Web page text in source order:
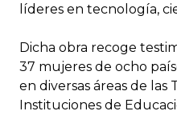
líderes en tecnología,
Dicha obra recoge
37 mujeres de ocho
en diversas áreas de las
Instituciones de